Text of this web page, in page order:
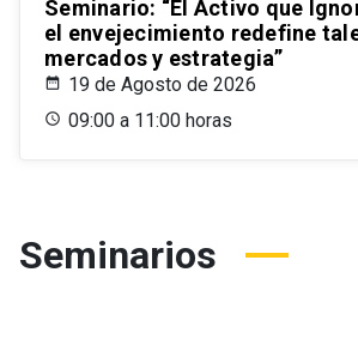
Seminario: “El Activo que
el envejecimiento redefine
mercados y estrategia”
19 de Agosto de 2026
09:00 a 11:00 horas
Seminarios